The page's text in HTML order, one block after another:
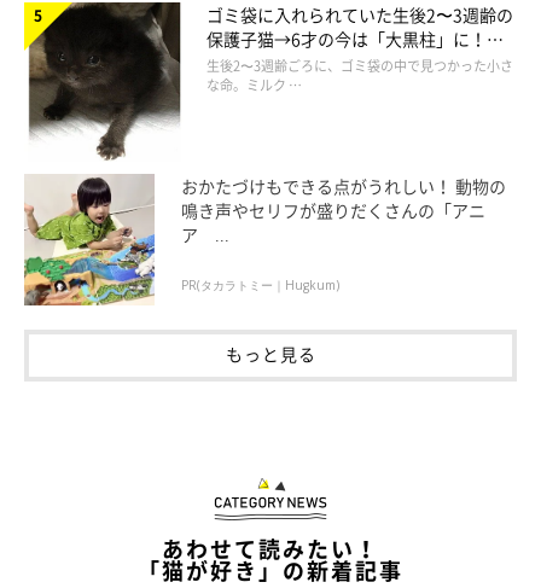
「あったかいにゃ♡」
@nekomarusuisan7
と、季節のなかで冬が一番好きな理由を綴っていまし
ゴミ袋に入れられていた生後2〜3週齢の
保護子猫→6才の今は「大黒柱」に！
美しい黒猫に成長した姿にグッとくる
生後2〜3週齢ごろに、ゴミ袋の中で見つかった小さ
な命。ミルク …
おかたづけもできる点がうれしい！ 動物の
鳴き声やセリフが盛りだくさんの「アニ
ア ...
PR(タカラトミー｜Hugkum)
もっと見る
あわせて読みたい！
「猫が好き」の新着記事